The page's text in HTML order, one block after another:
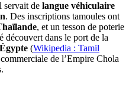
servait de langue véhiculaire
. Des inscriptions tamoules ont
, et un tesson de poterie
découvert dans le port de la
Égypte (Wikipedia : Tamil
de l’Empire Chola